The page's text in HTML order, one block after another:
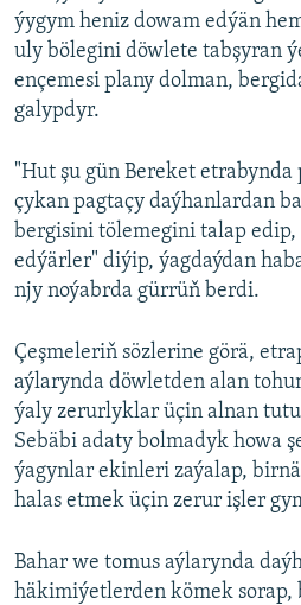
ýygym heniz dowam edýän
uly bölegini döwlete tabşyran
ençemesi plany dolman,
galypdyr.
"Hut şu gün Bereket
çykan pagtaçy daýhanlardan
bergisini tölemegini talap
edýärler" diýip, ýagdaýdan
njy noýabrda gürrüň berdi.
Çeşmeleriň sözlerine görä,
aýlarynda döwletden alan
ýaly zerurlyklar üçin alnan
Sebäbi adaty bolmadyk howa
ýagynlar ekinleri zaýalap,
halas etmek üçin zerur işler
Bahar we tomus aýlarynda
häkimiýetlerden kömek sorap,